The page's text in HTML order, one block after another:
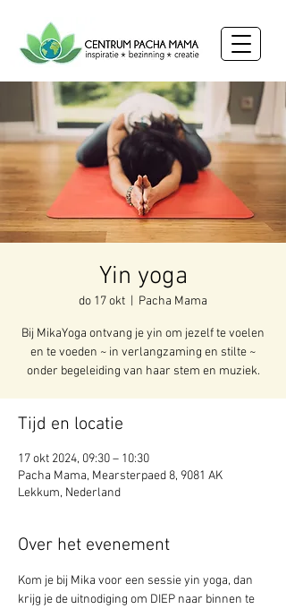
Yin yoga
do 17 okt Pacha Mama
Bij MikaYoga ontvang je yin om jezelf te voelen
en te voeden ~ in verlangzaming en stilte ~
onder begeleiding van haar stem en muziek.
Tijd en locatie
17 okt 2024, 09:30 – 10:30
Pacha Mama, Mearsterpaed 8, 9081 AK
Lekkum, Nederland
Over het evenement
Kom je bij Mika voor een sessie yin yoga, dan
krijg je de uitnodiging om DIEP naar binnen te